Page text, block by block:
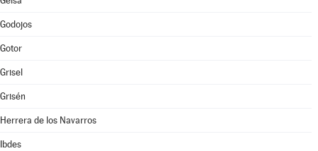
Godojos
Gotor
Grisel
Grisén
Herrera de los Navarros
Ibdes